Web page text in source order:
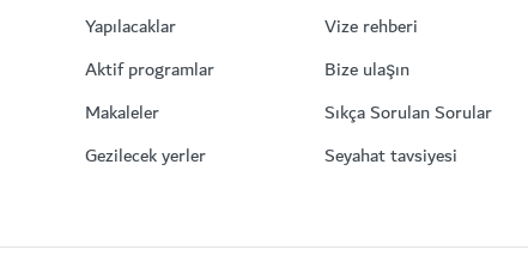
Yapılacaklar
Aktif programlar
Makaleler
Gezilecek yerler
Vize rehberi
Bize ulaşın
Sıkça Sorulan Sorular
Seyahat tavsiyesi